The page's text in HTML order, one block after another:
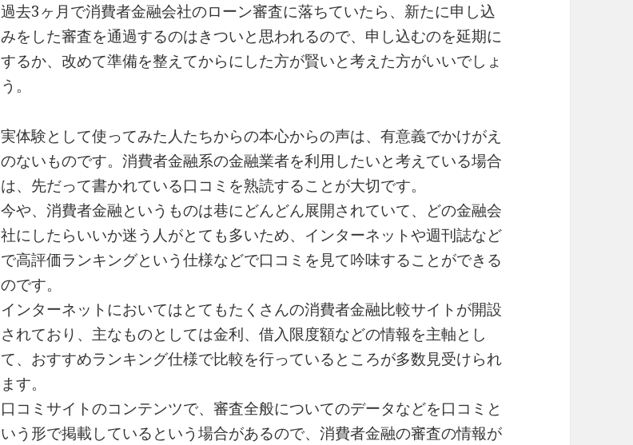
過去3ヶ月で消費者金融会社のローン審査に落ちていたら、新たに申し込
みをした審査を通過するのはきついと思われるので、申し込むのを延期に
するか、改めて準備を整えてからにした方が賢いと考えた方がいいでしょ
う。
実体験として使ってみた人たちからの本心からの声は、有意義でかけがえ
のないものです。消費者金融系の金融業者を利用したいと考えている場合
は、先だって書かれている口コミを熟読することが大切です。
今や、消費者金融というものは巷にどんどん展開されていて、どの金融会
社にしたらいいか迷う人がとても多いため、インターネットや週刊誌など
で高評価ランキングという仕様などで口コミを見て吟味することができる
のです。
インターネットにおいてはとてもたくさんの消費者金融比較サイトが開設
されており、主なものとしては金利、借入限度額などの情報を主軸とし
て、おすすめランキング仕様で比較を行っているところが多数見受けられ
ます。
口コミサイトのコンテンツで、審査全般についてのデータなどを口コミと
いう形で掲載しているという場合があるので、消費者金融の審査の情報が